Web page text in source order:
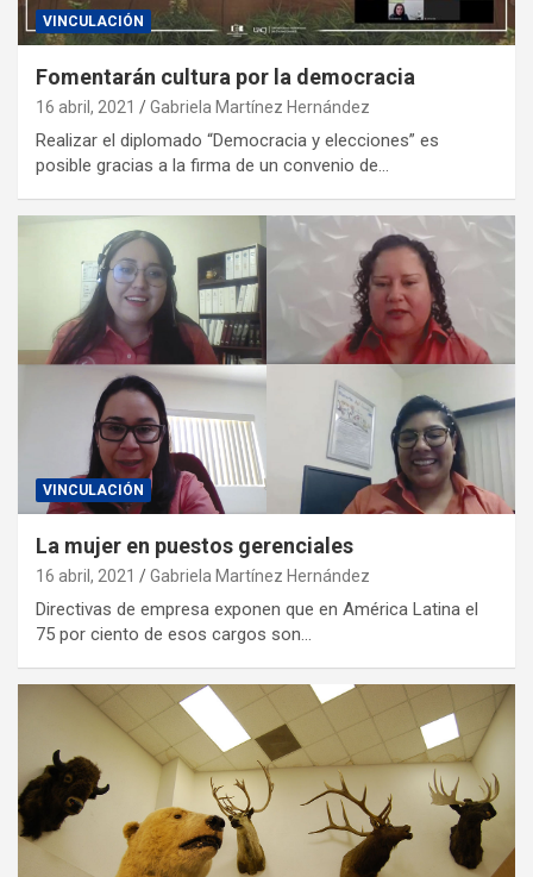
VINCULACIÓN
Fomentarán cultura por la democracia
16 abril, 2021 Gabriela Martínez Hernández
Realizar el diplomado “Democracia y elecciones” es
posible gracias a la firma de un convenio de…
VINCULACIÓN
La mujer en puestos gerenciales
16 abril, 2021 Gabriela Martínez Hernández
Directivas de empresa exponen que en América Latina el
75 por ciento de esos cargos son…